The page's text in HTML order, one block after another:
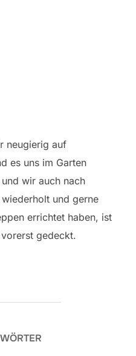
neugierig auf
es uns im Garten
wir auch nach
und gerne
errichtet haben, ist
gedeckt.